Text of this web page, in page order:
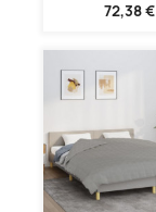
72,38 €